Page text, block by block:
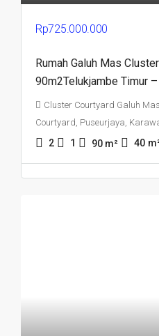
Rp725.000.000
Rumah Galuh Mas
90m2Telukjambe Timur
Cluster Courtyard Galuh
Courtyard, Puseurjaya,
2 1 90 m² 40